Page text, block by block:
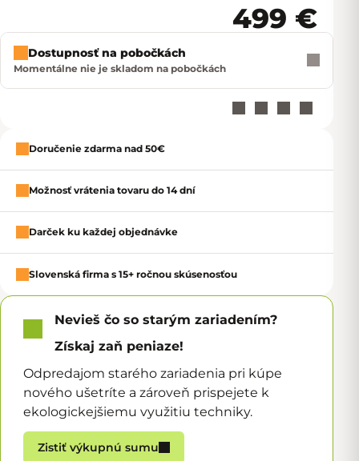
499 €
Dostupnosť na pobočkách
Momentálne nie je skladom na pobočkách
Doručenie zdarma nad 50€
Možnosť vrátenia tovaru do 14 dní
Darček ku každej objednávke
Slovenská firma s 15+ ročnou skúsenosťou
Nevieš čo so starým zariadením?
Získaj zaň peniaze!
Zistiť výkupnú sumu
Odpredajom starého zariadenia pri kúpe
nového ušetríte a zároveň prispejete k
ekologickejšiemu využitiu techniky.